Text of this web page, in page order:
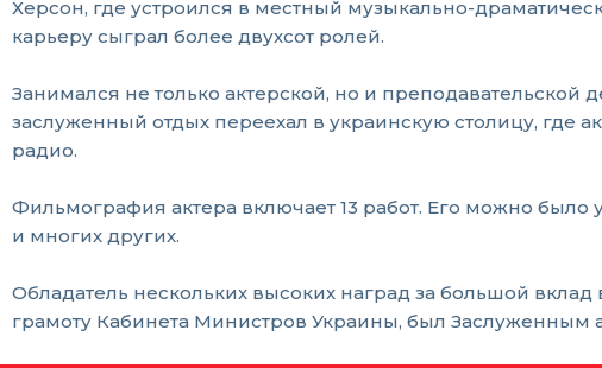
Херсон, где устроился в местный музыкально-
карьеру сыграл более двухсот ролей.
Занимался не только актерской, но и
заслуженный отдых переехал в украинскую столицу, где
радио.
Фильмография актера включает 13 работ. Его можно было
и многих других.
Обладатель нескольких высоких наград за большой
грамоту Кабинета Министров Украины, был Заслуженным